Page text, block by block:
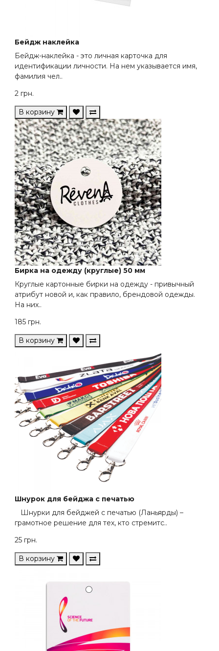
Бейдж наклейка
Бейдж-наклейка - это личная карточка для
идентификации личности. На нем указывается имя,
фамилия чел..
2 грн.
В корзину
Бирка на одежду (круглые) 50 мм
Круглые картонные бирки на одежду - привычный
атрибут новой и, как правило, брендовой одежды.
На них..
185 грн.
В корзину
Шнурок для бейджа с печатью
Шнурки для бейджей с печатью (Ланьярды) –
грамотное решение для тех, кто стремитс..
25 грн.
В корзину